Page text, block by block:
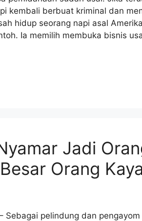
kembali berbuat kriminal dan
hidup seorang napi asal
Ia memilih membuka bisnis
Jadi
Orang Kaya
Sebagai pelindung dan